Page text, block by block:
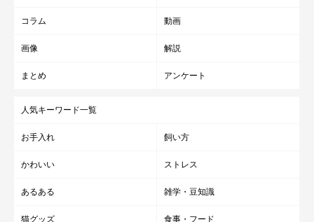
コラム 動画
画像 解説
まとめ アンケート
人気キーワード一覧
お手入れ 飼い方
かわいい ストレス
あるある 雑学・豆知識
猫グッズ 食事・フード